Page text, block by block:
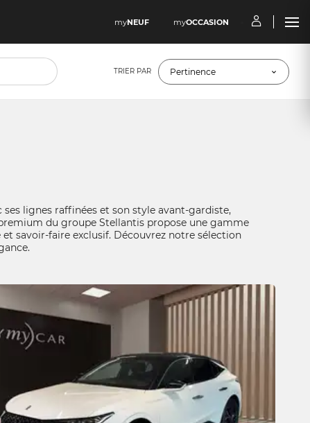
myNEUF myOCCASION
TRIER PAR
lignes raffinées et son style avant-gardiste,
du groupe Stellantis propose une gamme
savoir-faire exclusif. Découvrez notre sélection